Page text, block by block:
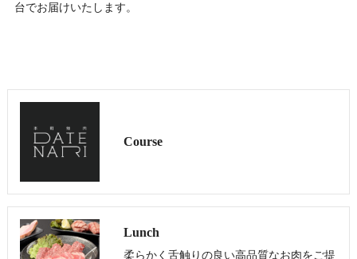
台でお届けいたします。
Course
Lunch
柔らかく舌触りの良い高品質なお肉をご提